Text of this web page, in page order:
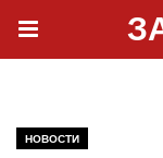
НОВОСТИ